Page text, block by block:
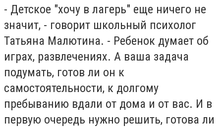
- Детское "хочу в лагерь" еще ничего не
значит, - говорит школьный психолог
Татьяна Малютина. - Ребенок думает об
играх, развлечениях. А ваша задача
подумать, готов ли он к
самостоятельности, к долгому
пребыванию вдали от дома и от вас. И в
первую очередь нужно решить, готова ли